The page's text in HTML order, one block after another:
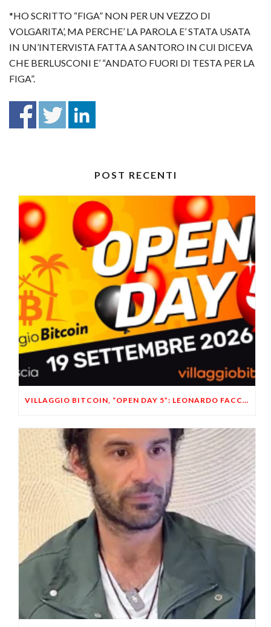
*HO SCRITTO “FIGA” NON PER UN VEZZO DI
VOLGARITA’, MA PERCHE’ LA PAROLA E’ STATA USATA
IN UN’INTERVISTA FATTA A SANTORO IN CUI DICEVA
CHE BERLUSCONI E’ “ANDATO FUORI DI TESTA PER LA
FIGA”.
POST RECENTI
VILLAGGIO BITCOIN, “OPEN DAY 5”: LEONARDO FACCO OSPITE A BRESCIA